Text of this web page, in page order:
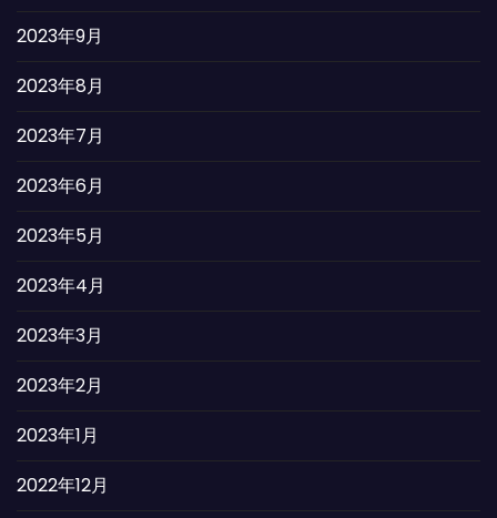
2023年9月
2023年8月
2023年7月
2023年6月
2023年5月
2023年4月
2023年3月
2023年2月
2023年1月
2022年12月